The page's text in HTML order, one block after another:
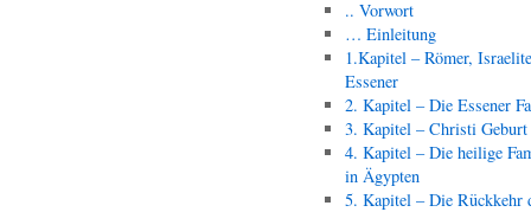
.. Vorwort
… Einleitung
1.Kapitel – Römer,
Essener
2. Kapitel – Die Essener
3. Kapitel – Christi Geburt
4. Kapitel – Die heilige
in Ägypten
5. Kapitel – Die Rückkehr